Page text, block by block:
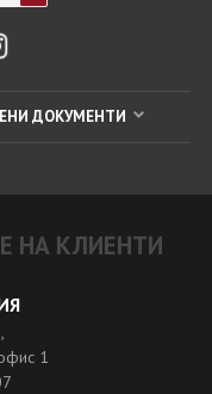
ДОКУМЕНТИ
НА КЛИЕНТИ
1